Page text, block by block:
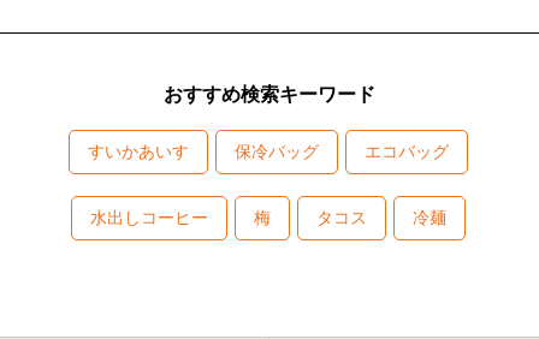
おすすめ検索キーワード
すいかあいす 保冷バッグ エコバッグ
水出しコーヒー 梅 タコス 冷麺